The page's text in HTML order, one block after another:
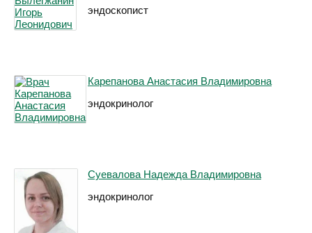
эндоскопист
Карепанова Анастасия Владимировна
эндокринолог
Суевалова Надежда Владимировна
эндокринолог